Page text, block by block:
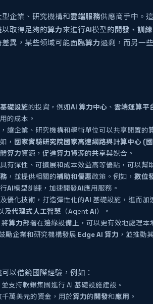
企業、研究機構和雲端服務供應商手中。
取得足夠的算力來進行AI模型的 開發、訓練
異，某些領域可能面臨算力過剩，而另一
礎設施的投資，例如AI 算力中心 、 雲端運算平
的成本。
，讓企業、研究機構和學術單位可以共享閒置的
， 國家實驗研究院國家高速網路與計算中心 (
算力資源，促進算力資源的共享與媒合。
具有彈性、可擴展和成本效益高等優點，可以幫
，並提供相關的補助和優惠政策。例如， 數位
AI模型訓練，加速開發AI應用服務。
優化技術，打造彈性化的AI 基礎設施，進而加
及代理式人工智慧 （Agent AI）。
算力部署在邊緣設備上，可以更有效地處理本
勵企業和研究機構發展 Edge AI 算力 ，並推動
可以借鏡國際經驗，例如：
支持軟銀集團進行 AI 基礎設施建設。
萬美元的資金，用於算力的開發和應用 。